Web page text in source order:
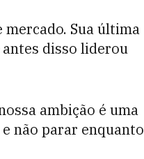
mercado. Sua última
disso liderou
ambição é uma
não parar enquanto